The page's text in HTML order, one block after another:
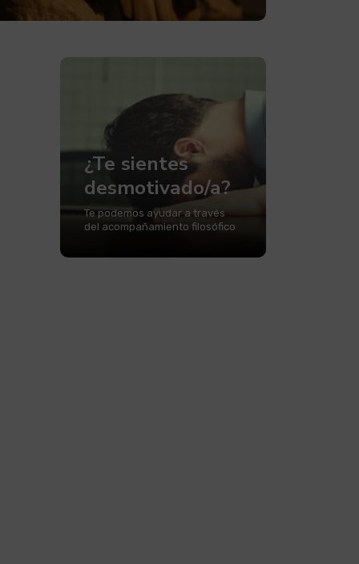
¿Te sientes
desmotivado/a?
Te podemos ayudar a través
del acompañamiento filosófico